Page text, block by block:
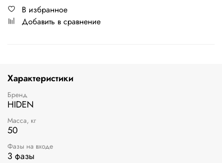
В избранное
Добавить в сравнение
Характеристики
Бренд
HIDEN
Масса, кг
50
Фазы на входе
3 фазы